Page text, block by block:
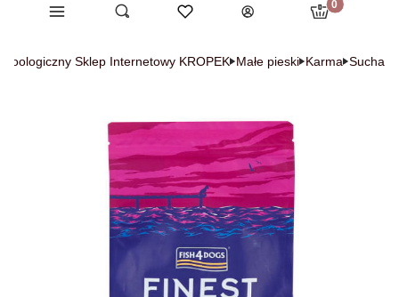
Menu Otwórz wyszukiwarkę
Szukaj Ulubione
Zaloguj się
Produkty w
Koszyk
Zoologiczny Sklep Internetowy KROPEK Małe pieski Karma Sucha